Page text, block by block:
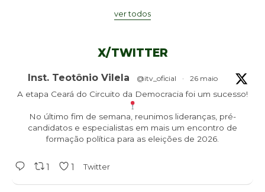
ver todos
X/TWITTER
Inst. Teotônio Vilela @itv_oficial · 26 maio
No último fim de semana, reunimos lideranças, pré-
candidatos e especialistas em mais um encontro de
formação política para as eleições de 2026.
1 1 Twitter